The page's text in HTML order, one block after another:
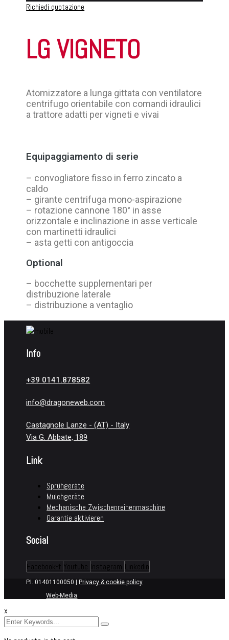
Richiedi quotazione
LG VIGNETO
Atomizzatore a lunga gittata con ventilatore
centrifugo orientabile con comandi idraulici
a trattore adatti per vigneti e vivai
Equipaggiamento di serie
– convogliatore fisso in ferro zincato a
caldo
– girante centrifuga mono-aspirazione
– rotazione cannone 180° in asse
orizzontale e inclinazione in asse verticale
con martinetti idraulici
– asta getti con antigoccia
Optional
– bocchette supplementari per
distribuzione laterale
– distribuzione a ventaglio
Info
+39 0141.878582
info@dragoneweb.com
Castagnole Lanze - (AT) - Italy
Via G. Abbate, 189
Link
Sprühgeräte​
Mulchgeräte
Mechanische Zwischenreihenmaschine
Garantie aktivieren
Social
Facebook-f Youtube Instagram Linkedin
P.I. 01401100050 |
Privacy & cookie policy
Web-Media
x